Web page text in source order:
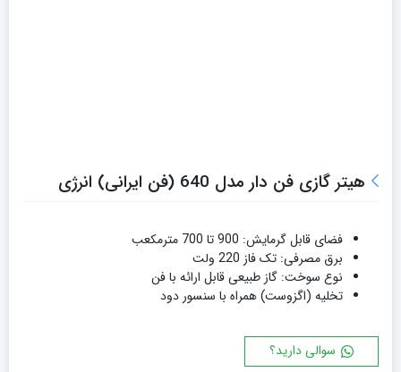
هیتر گازی فن دار مدل 640 (فن ایرانی) انرژی
فضای قابل گرمایش: 900 تا 700 مترمکعب
برق مصرفی: تک فاز 220 ولت
نوع سوخت: گاز طبیعیقابل ارائه با فن
تخلیه (اگزوست) همراه با سنسور دود
سوالی دارید؟